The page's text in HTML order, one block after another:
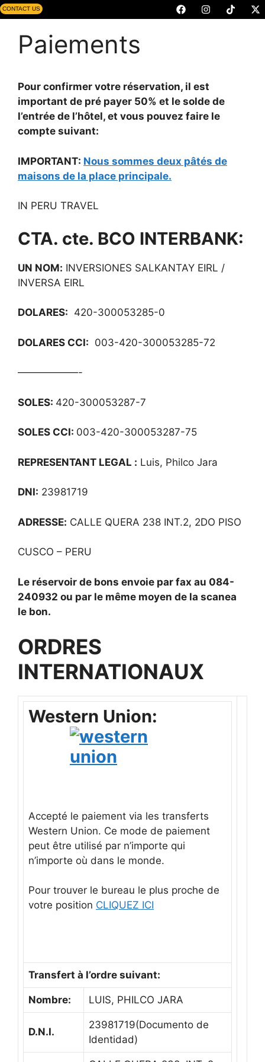
CONTACT US
Paiements
Pour confirmer votre réservation, il est
important de pré payer 50% et le solde de
l’entrée de l’hôtel, et vous pouvez faire le
compte suivant:
IMPORTANT: Nous sommes deux pâtés de
maisons de la place principale.
IN PERU TRAVEL
CTA. cte. BCO INTERBANK:
UN NOM: INVERSIONES SALKANTAY EIRL /
INVERSA EIRL
DOLARES: 420-300053285-0
DOLARES CCI: 003-420-300053285-72
——————-
SOLES: 420-300053287-7
SOLES CCI: 003-420-300053287-75
REPRESENTANT LEGAL : Luis, Philco Jara
DNI: 23981719
ADRESSE: CALLE QUERA 238 INT.2, 2DO PISO
CUSCO – PERU
Le réservoir de bons envoie par fax au 084-
240932 ou par le même moyen de la scanea
le bon.
ORDRES
INTERNATIONAUX
Western Union:
Accepté le paiement via les transferts
Western Union. Ce mode de paiement
peut être utilisé par n’importe qui
n’importe où dans le monde.
Pour trouver le bureau le plus proche de
votre position CLIQUEZ ICI
Transfert à l’ordre suivant:
Nombre: LUIS, PHILCO JARA
D.N.I.
23981719(Documento de
Identidad)